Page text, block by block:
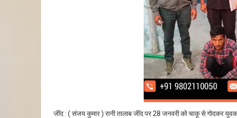
जींद : ( संजय कुमार ) रानी तालाब जींद पर 28 जनवरी को चाकू से गोदकर